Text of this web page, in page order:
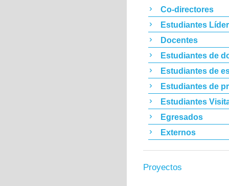
Co-directores
Estudiantes
Docentes
Estudiantes de
Estudiantes de
Estudiantes de
Estudiantes
Egresados
Externos
Proyectos